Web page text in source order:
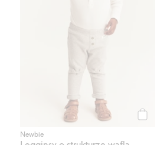
Newbie